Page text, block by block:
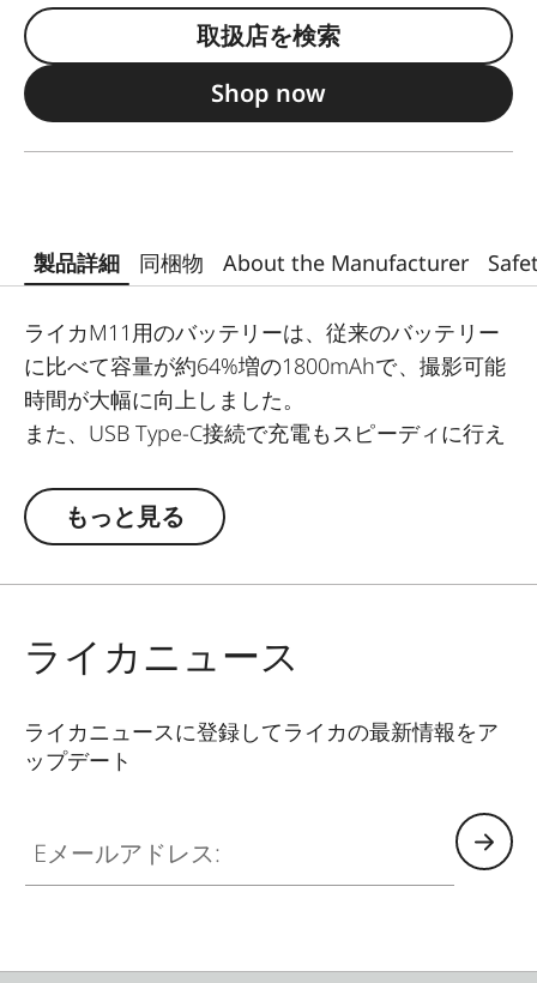
取扱店を検索
Shop now
製品詳細 同梱物 About the Manufacturer
ライカM11用のバッテリーは、従来のバッテリー
に比べて容量が約64%増の1800mAhで、撮影可能
時間が大幅に向上しました。
また、USB Type-C接続で充電もスピーディに行え
フォーマンスを発揮します。
もっと見る
ライカニュース
ライカニュースに登録してライカの最新情報をア
ップデート